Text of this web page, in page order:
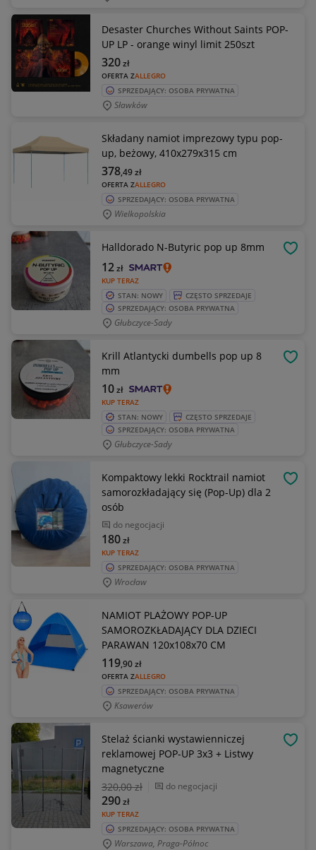
Desaster Churches Without Saints POP-
UP LP - orange winyl limit 250szt
OFERTA ZALLEGRO
320zł
SPRZEDAJĄCY: OSOBA PRYWATNA
Sławków
Składany namiot imprezowy typu pop-
up, beżowy, 410x279x315 cm
OFERTA ZALLEGRO
378,49zł
SPRZEDAJĄCY: OSOBA PRYWATNA
Wielkopolskia
Halldorado N-Butyric pop up 8mm
KUP TERAZ
12zł
STAN: NOWY
CZĘSTO SPRZEDAJE
SPRZEDAJĄCY: OSOBA PRYWATNA
Głubczyce-Sady
Krill Atlantycki dumbells pop up 8
mm
KUP TERAZ
10zł
STAN: NOWY
CZĘSTO SPRZEDAJE
SPRZEDAJĄCY: OSOBA PRYWATNA
Głubczyce-Sady
Kompaktowy lekki Rocktrail namiot
samorozkładający się (Pop-Up) dla 2
osób
do negocjacji
KUP TERAZ
180zł
SPRZEDAJĄCY: OSOBA PRYWATNA
Wrocław
NAMIOT PLAŻOWY POP-UP
SAMOROZKŁADAJĄCY DLA DZIECI
PARAWAN 120x108x70 CM
OFERTA ZALLEGRO
119,90zł
SPRZEDAJĄCY: OSOBA PRYWATNA
Ksawerów
Stelaż ścianki wystawienniczej
reklamowej POP-UP 3x3 + Listwy
magnetyczne
320,00 zł do negocjacji
KUP TERAZ
290zł
SPRZEDAJĄCY: OSOBA PRYWATNA
Warszawa, Praga-Północ